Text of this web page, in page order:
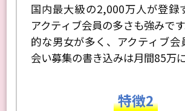
国内最大級の2,000万人が登録
アクティブ会員の多さも強みで
的な男女が多く、アクティブ会
会い募集の書き込みは月間85万に
特徴2